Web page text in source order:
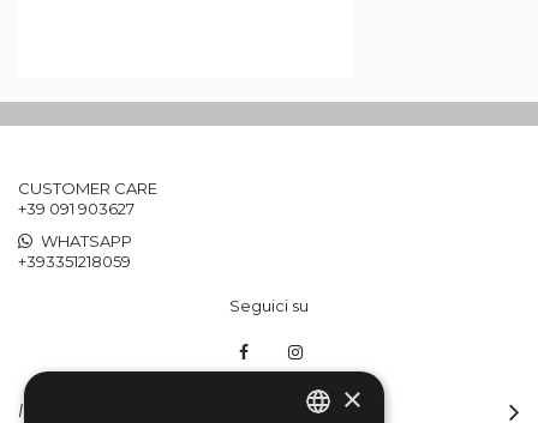
CUSTOMER CARE
+39 091 903627
WHATSAPP
+393351218059
Seguici su
INFORMAZIONI ×